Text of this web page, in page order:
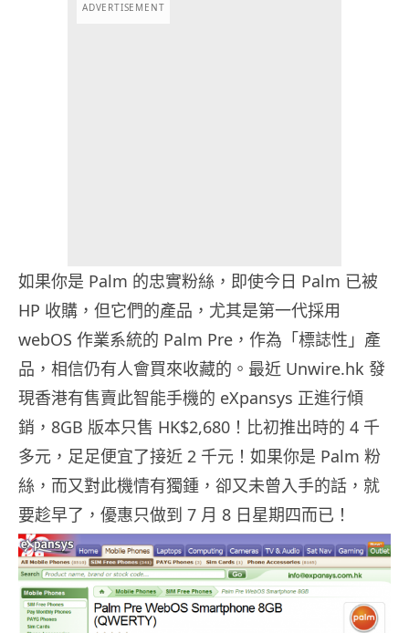
ADVERTISEMENT
如果你是 Palm 的忠實粉絲，即使今日 Palm 已被
HP 收購，但它們的產品，尤其是第一代採用
webOS 作業系統的 Palm Pre，作為「標誌性」產
品，相信仍有人會買來收藏的。最近 Unwire.hk 發
現香港有售賣此智能手機的 eXpansys 正進行傾
銷，8GB 版本只售 HK$2,680！比初推出時的 4 千
多元，足足便宜了接近 2 千元！如果你是 Palm 粉
絲，而又對此機情有獨鍾，卻又未曾入手的話，就
要趁早了，優惠只做到 7 月 8 日星期四而已！